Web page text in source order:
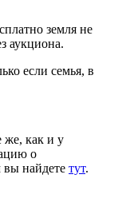
земля не
аукциона.
если семья, в
же, как и у
о
вы найдете тут.